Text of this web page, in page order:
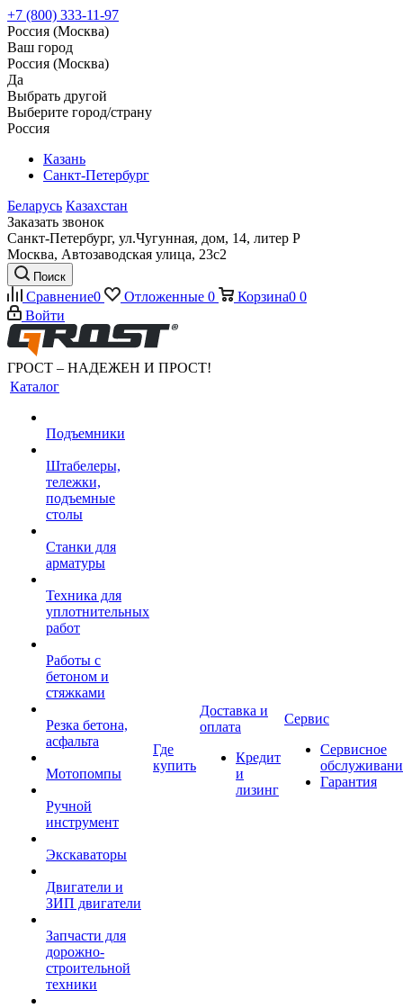
+7 (800) 333-11-97
Россия (Москва)
Ваш город
Россия (Москва)
Да
Выбрать другой
Выберите город/страну
Россия
Казань
Санкт-Петербург
Беларусь Казахстан
Заказать звонок
Санкт-Петербург, ул.Чугунная, дом, 14, литер Р
Москва, Автозаводская улица, 23с2
Поиск
Сравнение0 Отложенные 0 Корзина0 0
Войти
ГРОСТ – НАДЕЖЕН И ПРОСТ!
Каталог
Подъемники
Штабелеры,
тележки,
подъемные
столы
Станки для
арматуры
Техника для
уплотнительных
работ
Работы с
бетоном и
стяжками
Резка бетона,
асфальта
Мотопомпы
Ручной
инструмент
Экскаваторы
Двигатели и
ЗИП двигатели
Запчасти для
дорожно-
строительной
техники
Где
купить
Доставка и
оплата
Кредит
и
лизинг
Сервис
Сервисное
Гарантия